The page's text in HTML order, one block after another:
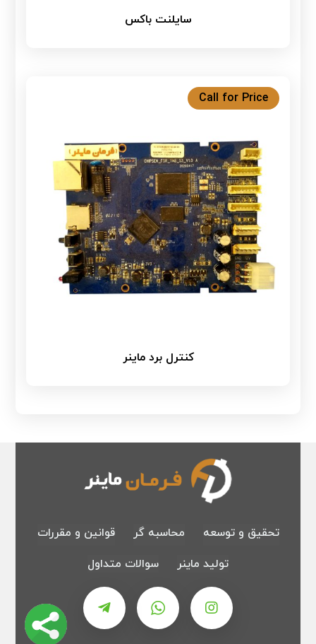
سایلنت باکس
کنترل برد ماینر
Call for Price
تحقیق و توسعه محاسبه گر
قوانین و مقررات
تولید ماینر
سوالات متداول